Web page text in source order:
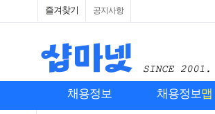
즐겨찾기 공지사항
채용정보 채용정보맵